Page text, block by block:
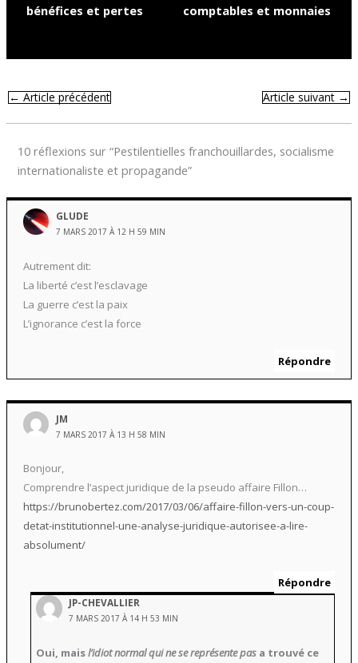
bénéfices et pertes
comptables et monnaies
←Article précédent Article suivant→
10 réflexions sur “Pestilentielles franchouillardes, socialisme
internationaliste et propagande”
GLUDE
7 MARS 2017 À 12 H 59 MIN
Autrement dit:
La liberté c’est l’esclavage
La guerre c’est la paix
L’ignorance c’est la force
Répondre
JM
7 MARS 2017 À 13 H 58 MIN
Bonjour,
Comprendre l’aspect juridique de la pseudo affaire Fillon…
https://brunobertez.com/2017/03/06/affaire-fillon-vers-un-coup-
detat-institutionnel-une-analyse-juridique-autorisee-a-lire-
absolument/
Répondre
JP-CHEVALLIER
7 MARS 2017 À 14 H 53 MIN
Oui, maisl’idiot normal qui ne se représente pas a trouvé ce